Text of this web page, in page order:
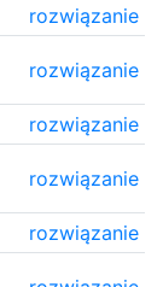
rozwiązanie
rozwiązanie
rozwiązanie
rozwiązanie
rozwiązanie